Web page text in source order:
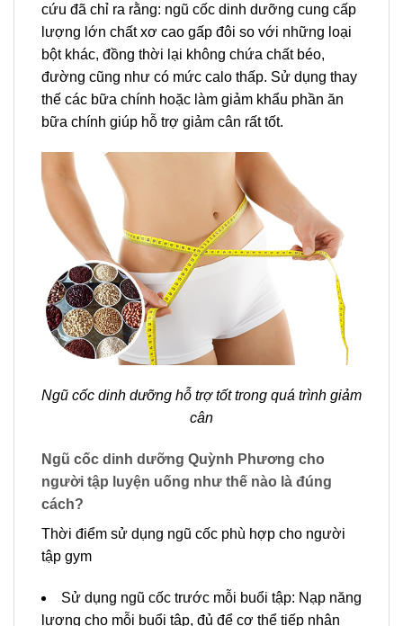
cứu đã chỉ ra rằng: ngũ cốc dinh dưỡng cung cấp
lượng lớn chất xơ cao gấp đôi so với những loại
bột khác, đồng thời lại không chứa chất béo,
đường cũng như có mức calo thấp. Sử dụng thay
thế các bữa chính hoặc làm giảm khẩu phần ăn
bữa chính giúp hỗ trợ giảm cân rất tốt.
Ngũ cốc dinh dưỡng hỗ trợ tốt trong quá trình giảm
cân
Ngũ cốc dinh dưỡng Quỳnh Phương cho
người tập luyện uống như thế nào là đúng
cách?
Thời điểm sử dụng ngũ cốc phù hợp cho người
tập gym
Sử dụng ngũ cốc trước mỗi buổi tập: Nạp năng
lượng cho mỗi buổi tập, đủ để cơ thể tiếp nhận